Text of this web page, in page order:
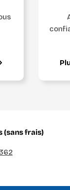
(sans frais)